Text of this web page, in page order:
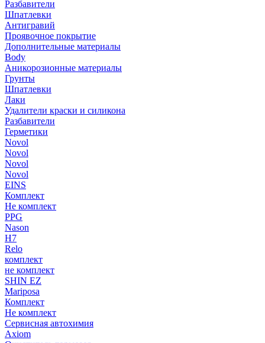
Разбавители
Шпатлевки
Антигравий
Проявочное покрытие
Дополнительные материалы
Body
Аникорозионные материалы
Грунты
Шпатлевки
Лаки
Удалители краски и силикона
Разбавители
Герметики
Novol
Novol
Novol
Novol
EINS
Комплект
Не комплект
PPG
Nason
H7
Relo
комплект
не комплект
SHIN EZ
Mariposa
Комплект
Не комплект
Сервисная автохимия
Axiom